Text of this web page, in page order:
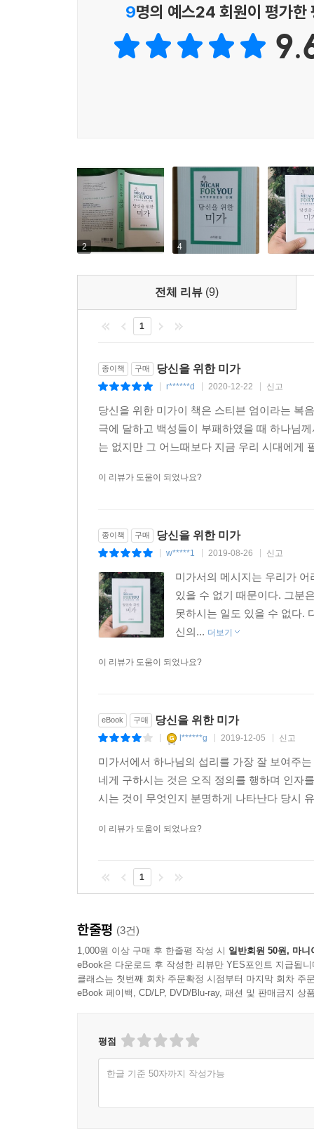
9명의 예스24 회원이 평가한
2 4
전체 리뷰 (9)
1
종이책 구매 당신을 위한 미가
r******d 2020-12-22 신고
당신을 위한 미가이 책은 스티븐 엄이라는 복
극에 달하고 백성들이 부패하였을 때 하나님
는 없지만 그 어느때보다 지금 우리 시대에게
이 리뷰가 도움이 되었나요?
종이책 구매 당신을 위한 미가
w*****1 2019-08-26 신고
미가서의 메시지는 우리가
있을 수 없기 때문이다. 그분
못하시는 일도 있을 수 없다.
신의... 더보기
이 리뷰가 도움이 되었나요?
eBook 구매 당신을 위한 미가
l******g 2019-12-05 신고
미가서에서 하나님의 섭리를 가장 잘 보여주
네게 구하시는 것은 오직 정의를 행하며 인자
시는 것이 무엇인지 분명하게 나타난다 당시
이 리뷰가 도움이 되었나요?
1
한줄평 (3건)
1,000원 이상 구매 후 한줄평 작성 시 일반회원 50원, 마니
eBook은 다운로드 후 작성한 리뷰만 YES포인트 지급됩니
클래스는 첫번째 회차 주문확정 시점부터 마지막 회차 주
eBook 페이백, CD/LP, DVD/Blu-ray, 패션 및 판매금지 상
평점
한글 기준 50자까지 작성가능